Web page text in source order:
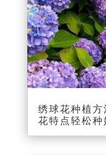
绣球花种植
花特点轻松种